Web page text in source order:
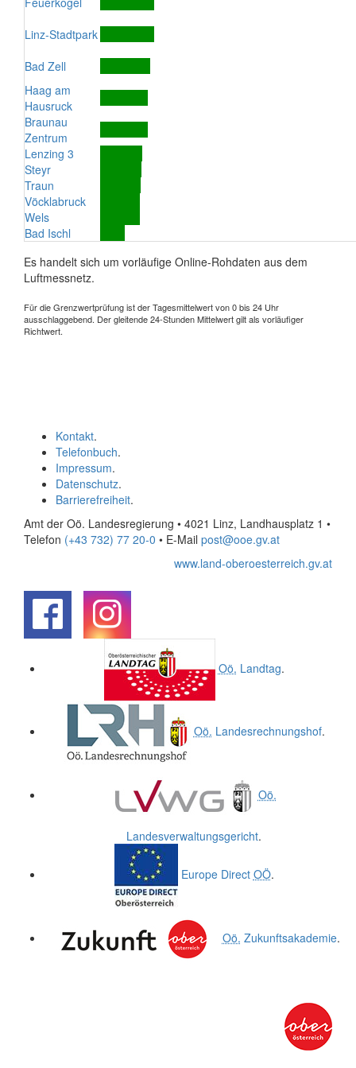
Linz-Stadtpark
Bad Zell
Haag am
Hausruck
Braunau
Zentrum
Lenzing 3
Steyr
Traun
Vöcklabruck
Wels
Bad Ischl
Es handelt sich um vorläufige Online-Rohdaten aus dem
Luftmessnetz.
Für die Grenzwertprüfung ist der Tagesmittelwert von 0 bis 24 Uhr
ausschlaggebend. Der gleitende 24-Stunden Mittelwert gilt als vorläufiger
Richtwert.
Kontakt.
Telefonbuch.
Impressum.
Datenschutz.
Barrierefreiheit.
Amt der Oö. Landesregierung • 4021 Linz, Landhausplatz 1 •
Telefon (+43 732) 77 20-0 • E-Mail post@ooe.gv.at
www.land-oberoesterreich.gv.at
Oö. Landtag.
Oö. Landesrechnungshof.
Oö.
Landesverwaltungsgericht.
Europe Direct OÖ.
Oö. Zukunftsakademie.